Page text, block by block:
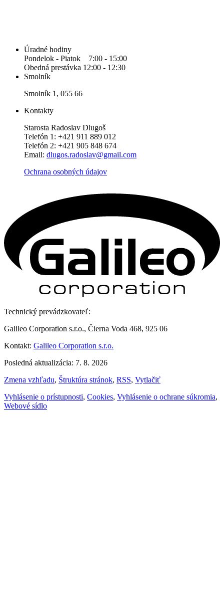
Úradné hodiny
Pondelok - Piatok 7:00 - 15:00
Obedná prestávka 12:00 - 12:30
Smolník
Smolník 1, 055 66
Kontakty
Starosta Radoslav Dlugoš
Telefón 1: +421 911 889 012
Telefón 2: +421 905 848 674
Email: dlugos.radoslav@gmail.com
Ochrana osobných údajov
Technický prevádzkovateľ:
Galileo Corporation s.r.o., Čierna Voda 468, 925 06
Kontakt: Galileo Corporation s.r.o.
Posledná aktualizácia: 7. 8. 2026
Zmena vzhľadu, Štruktúra stránok, RSS, Vytlačiť
Vyhlásenie o prístupnosti, Cookies, Vyhlásenie o ochrane súkromia,
Webové sídlo